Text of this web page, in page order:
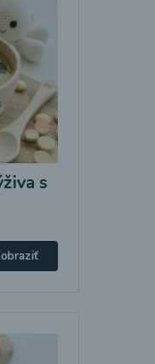
s